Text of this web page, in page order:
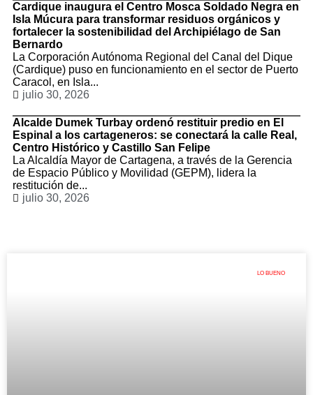
Cardique inaugura el Centro Mosca Soldado Negra en
Isla Múcura para transformar residuos orgánicos y
fortalecer la sostenibilidad del Archipiélago de San
Bernardo
La Corporación Autónoma Regional del Canal del Dique
(Cardique) puso en funcionamiento en el sector de Puerto
Caracol, en Isla...
julio 30, 2026
Alcalde Dumek Turbay ordenó restituir predio en El
Espinal a los cartageneros: se conectará la calle Real,
Centro Histórico y Castillo San Felipe
La Alcaldía Mayor de Cartagena, a través de la Gerencia
de Espacio Público y Movilidad (GEPM), lidera la
restitución de...
julio 30, 2026
LO BUENO